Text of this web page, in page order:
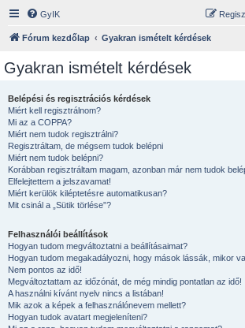
GyIK
Fórum kezdőlap Gyakran ismételt kérdések
Gyakran ismételt kérdések
Belépési és regisztrációs kérdések
Miért kell regisztrálnom?
Mi az a COPPA?
Miért nem tudok regisztrálni?
Regisztráltam, de mégsem tudok belépni
Miért nem tudok belépni?
Korábban regisztráltam magam, azonban már nem tudok
Elfelejtettem a jelszavamat!
Miért kerülök kiléptetésre automatikusan?
Mit csinál a „Sütik törlése”?
Felhasználói beállítások
Hogyan tudom megváltoztatni a beállításaimat?
Hogyan tudom megakadályozni, hogy mások lássák, mikor
Nem pontos az idő!
Megváltoztattam az időzónát, de még mindig pontatlan az idő!
A használni kívánt nyelv nincs a listában!
Mik azok a képek a felhasználónevem mellett?
Hogyan tudok avatart megjeleníteni?